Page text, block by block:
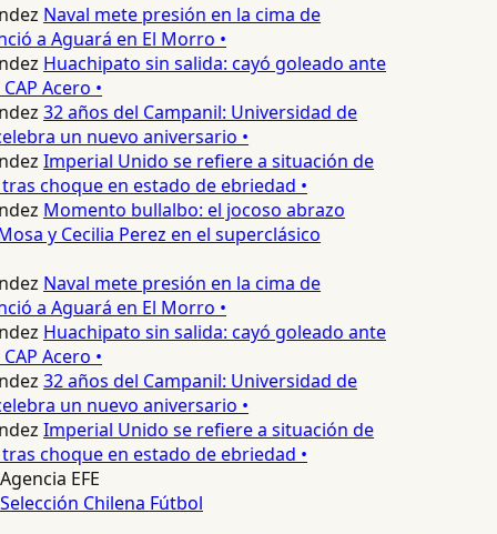
Naval mete presión en la cima de
a Aguará en El Morro •
Huachipato sin salida: cayó goleado ante
Acero •
32 años del Campanil: Universidad de
un nuevo aniversario •
Imperial Unido se refiere a situación de
choque en estado de ebriedad •
Momento bullalbo: el jocoso abrazo
y Cecilia Perez en el superclásico
Naval mete presión en la cima de
a Aguará en El Morro •
Huachipato sin salida: cayó goleado ante
Acero •
32 años del Campanil: Universidad de
un nuevo aniversario •
Imperial Unido se refiere a situación de
choque en estado de ebriedad •
Agencia EFE
Selección Chilena Fútbol